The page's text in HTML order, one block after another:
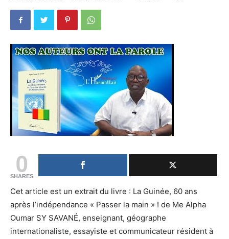
0
SHARES
Cet article est un extrait du livre : La Guinée, 60 ans
après l’indépendance « Passer la main » ! de Me Alpha
Oumar SY SAVANÉ, enseignant, géographe
internationaliste, essayiste et communicateur résident à